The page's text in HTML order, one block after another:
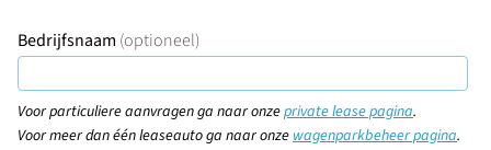
Bedrijfsnaam (optioneel)
Voor particuliere aanvragen ga naar onzeprivate lease pagina.
Voor meer dan één leaseauto ga naar onzewagenparkbeheer pagina.